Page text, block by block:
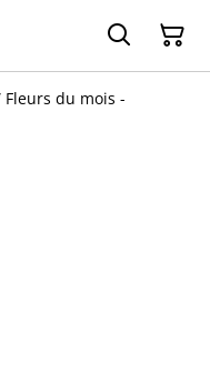
Fleurs du mois -